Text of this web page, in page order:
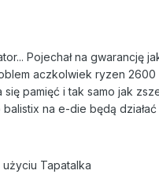
Pojechał na
aczkolwiek ryzen 2600
pamięć i tak samo jak
na e-die będą
użyciu Tapatalka